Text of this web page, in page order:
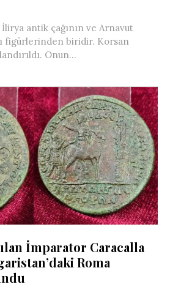
antik çağının ve Arnavut
figürlerinden biridir. Korsan
Onun...
İmparator Caracalla
Roma